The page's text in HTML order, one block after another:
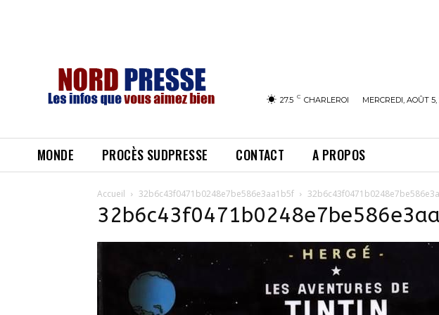
27.5 C CHARLEROI MERCREDI, AOÛT 5,
MONDE PROCÈS SUDPRESSE CONTACT A PROPOS
Accueil 32b6c43f0471b0248e7be586e3aa1b5f